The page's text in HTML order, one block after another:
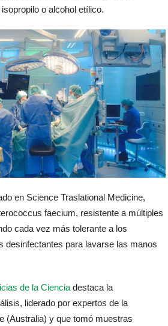
o alcohol etílico.
en Science Traslational Medicine,
faecium, resistente a múltiples
cada vez más tolerante a los
desinfectantes para lavarse las manos
de la Ciencia destaca la
liderado por expertos de la
(Australia) y que tomó muestras